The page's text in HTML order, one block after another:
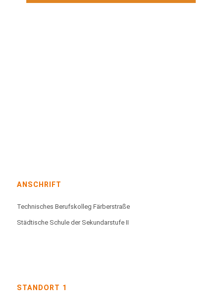
ANSCHRIFT
Technisches Berufskolleg Färberstraße
Städtische Schule der Sekundarstufe II
STANDORT 1